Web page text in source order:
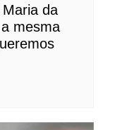
da
mesma